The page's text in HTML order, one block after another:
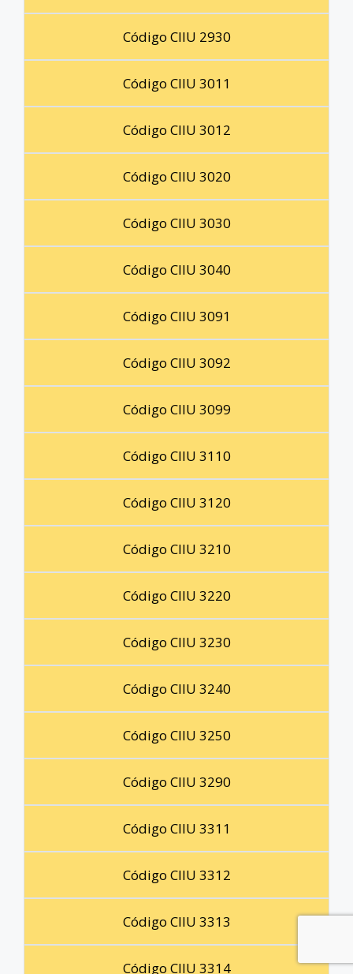
Código CIIU 2930
Código CIIU 3011
Código CIIU 3012
Código CIIU 3020
Código CIIU 3030
Código CIIU 3040
Código CIIU 3091
Código CIIU 3092
Código CIIU 3099
Código CIIU 3110
Código CIIU 3120
Código CIIU 3210
Código CIIU 3220
Código CIIU 3230
Código CIIU 3240
Código CIIU 3250
Código CIIU 3290
Código CIIU 3311
Código CIIU 3312
Código CIIU 3313
Código CIIU 3314